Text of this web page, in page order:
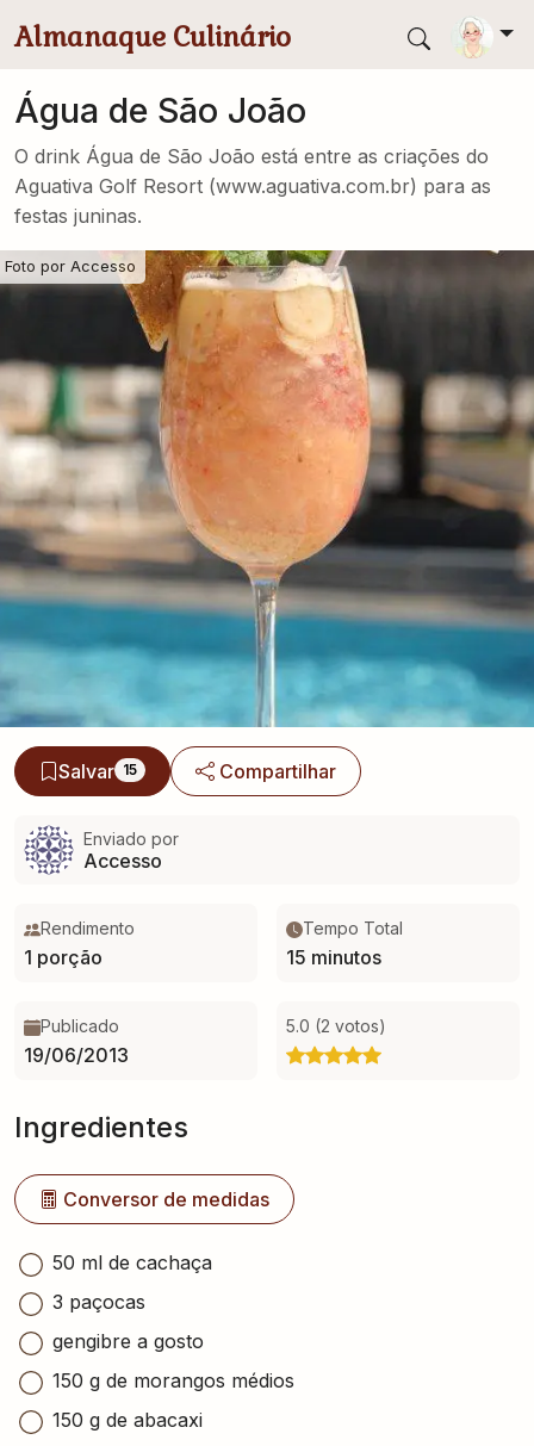
Almanaque Culinário
Água de São João
O drink Água de São João está entre as criações do
Aguativa Golf Resort (www.aguativa.com.br) para as
festas juninas.
Foto por Accesso
Salvar 15 Compartilhar
Enviado por
Accesso
Rendimento
1 porção
Tempo Total
15 minutos
Publicado
19/06/2013
5.0 (2 votos)
Ingredientes
Conversor de medidas
50 ml de cachaça
3 paçocas
gengibre a gosto
150 g de morangos médios
150 g de abacaxi